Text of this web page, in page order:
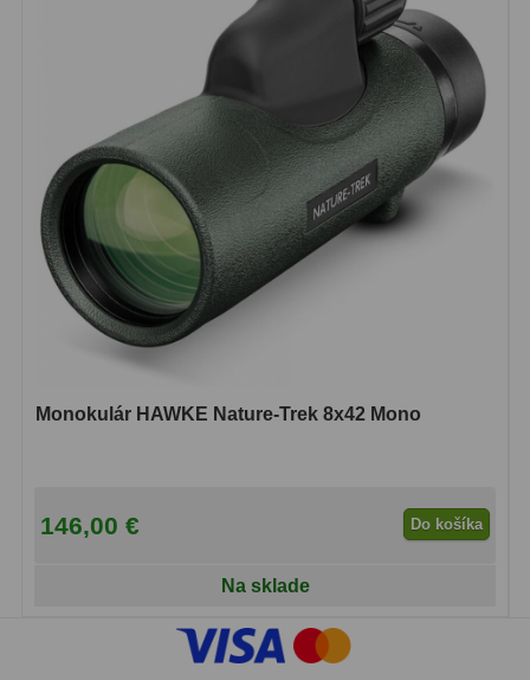
Monokulár HAWKE Nature-Trek 8x42 Mono
146,00 € Do košíka
Na sklade